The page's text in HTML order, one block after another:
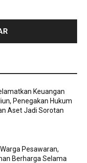
Keuangan
Penegakan Hukum
Aset Jadi Sorotan
Pesawaran,
Berharga Selama